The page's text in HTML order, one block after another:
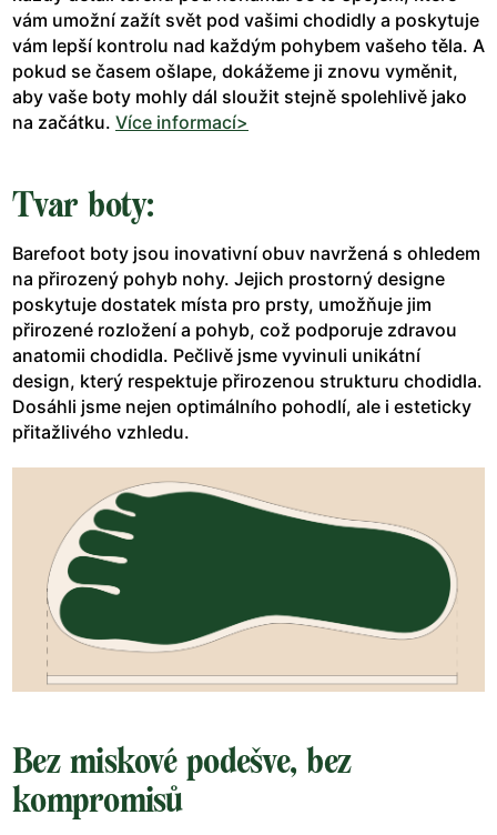
vám umožní zažít svět pod vašimi chodidly a poskytuje
vám lepší kontrolu nad každým pohybem vašeho těla. A
pokud se časem ošlape, dokážeme ji znovu vyměnit,
aby vaše boty mohly dál sloužit stejně spolehlivě jako
na začátku. Více informací>
Tvar boty:
Barefoot boty jsou inovativní obuv navržená s ohledem
na přirozený pohyb nohy. Jejich prostorný designe
poskytuje dostatek místa pro prsty, umožňuje jim
přirozené rozložení a pohyb, což podporuje zdravou
anatomii chodidla. Pečlivě jsme vyvinuli unikátní
design, který respektuje přirozenou strukturu chodidla.
Dosáhli jsme nejen optimálního pohodlí, ale i esteticky
přitažlivého vzhledu.
Bez miskové podešve, bez
kompromisů